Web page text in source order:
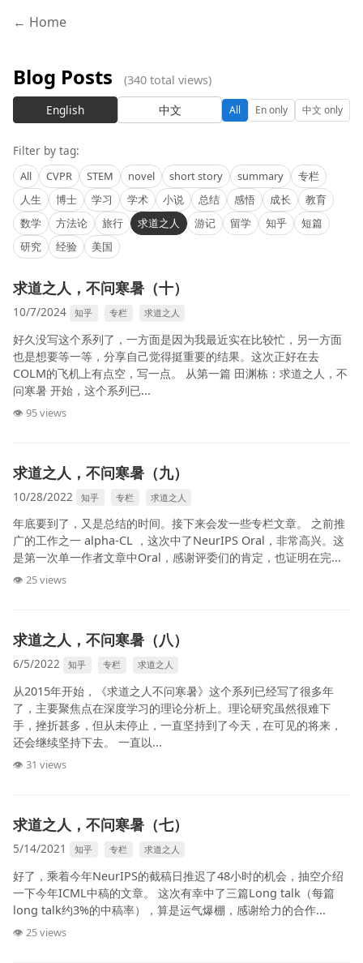
← Home
Blog Posts
(340 total views)
English
中文 All En only 中文 only
Filter by tag:
All CVPR STEM novel short story summary
专栏
人生
博士 学习 学术 小说 总结 感悟 成长
教育
数学
方法论 旅行 求道之人 游记 留学 知乎
短篇
研究
经验 美国
求道之人，不问寒暑（十）
10/7/2024 知乎 专栏 求道之人
好久没写这个系列了，一方面是因为我最近实在比较忙，另一方面
也是想要等一等，分享自己觉得挺重要的结果。这次正好在去
COLM的飞机上有点空，写一点。 从第一篇 田渊栋：求道之人，不
问寒暑 开始，这个系列已...
👁 95 views
求道之人，不问寒暑（九）
10/28/2022 知乎 专栏 求道之人
年底要到了，又是总结的时间。接下来会发一些专栏文章。 之前推
广的工作之一 alpha-CL ，这次中了NeurIPS Oral，非常高兴。这
是第一次单一作者文章中Oral，感谢评委们的肯定，也证明在完...
👁 25 views
求道之人，不问寒暑（八）
6/5/2022 知乎 专栏 求道之人
从2015年开始，《求道之人不问寒暑》这个系列已经写了很多年
了，主要聚焦点在深度学习的理论分析上。理论研究虽然很难下
手，挫折甚多，但从未停止，一直坚持到了今天，在可见的将来，
还会继续坚持下去。 一直以...
👁 31 views
求道之人，不问寒暑（七）
5/14/2021 知乎 专栏 求道之人
好了，乘着今年NeurIPS的截稿日推迟了48小时的机会，抽空介绍
一下今年ICML中稿的文章。 这次有幸中了三篇Long talk（每篇
long talk约3%的中稿率），算是运气爆棚，感谢给力的合作...
👁 25 views